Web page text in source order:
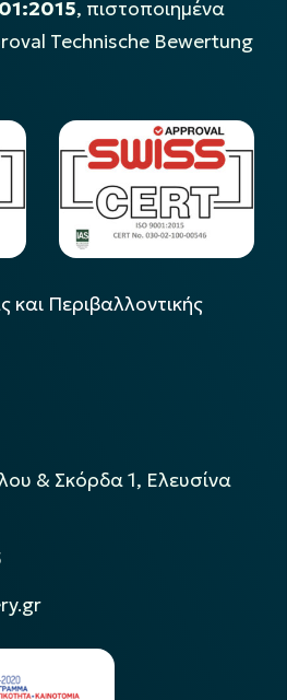
, πιστοποιημένα
Technische Bewertung
και Περιβαλλοντικής
& Σκόρδα 1, Ελευσίνα